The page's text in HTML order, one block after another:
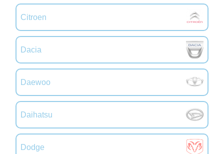
Citroen
Dacia
Daewoo
Daihatsu
Dodge